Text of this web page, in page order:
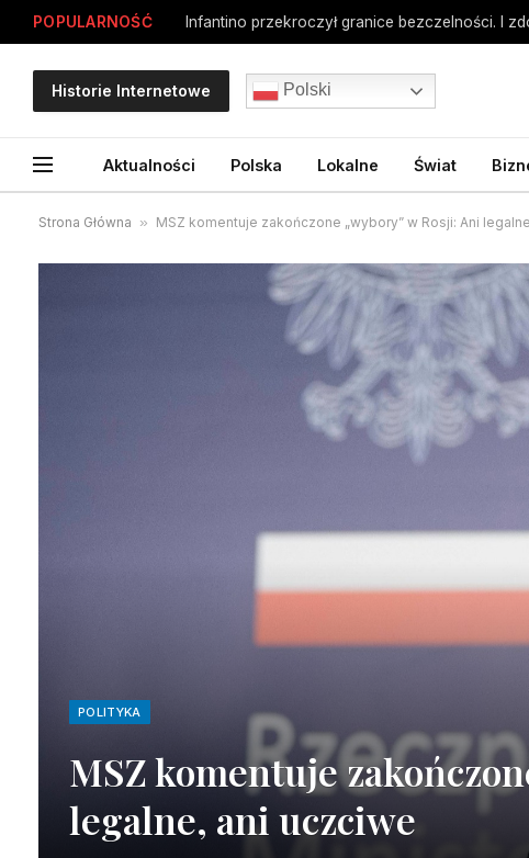
POPULARNOŚĆ Infantino przekroczył granice bezczelności. I
Historie Internetowe Polski
Aktualności Polska Lokalne Świat
Strona Główna » MSZ komentuje zakończone „wybory” w Rosji: Ani
POLITYKA
MSZ komentuje
legalne, ani uczciwe